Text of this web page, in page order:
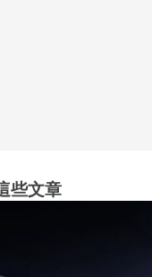
些文章